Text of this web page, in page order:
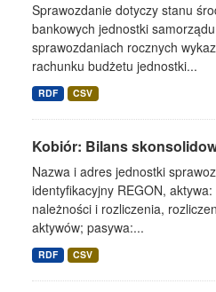
Sprawozdanie dotyczy stanu
bankowych jednostki
sprawozdaniach rocznych
rachunku budżetu jednostki...
RDF CSV
Kobiór: Bilans
Nazwa i adres jednostki
identyfikacyjny REGON,
należności i rozliczenia,
aktywów; pasywa:...
RDF CSV